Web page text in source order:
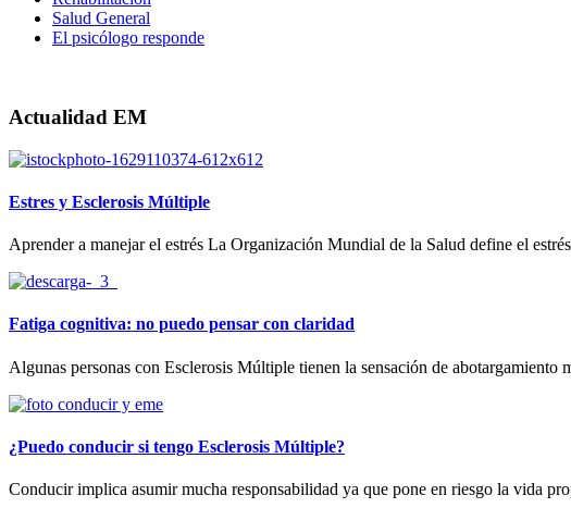
Salud General
El psicólogo responde
Actualidad EM
Estres y Esclerosis Múltiple
Aprender a manejar el estrés La Organización Mundial de la Salud define el
Fatiga cognitiva: no puedo pensar con claridad
Algunas personas con Esclerosis Múltiple tienen la sensación de abotargamiento
¿Puedo conducir si tengo Esclerosis Múltiple?
Conducir implica asumir mucha responsabilidad ya que pone en riesgo la vida